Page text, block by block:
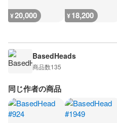
¥20,000 ¥18,200
BasedHeads
商品数135
同じ作者の商品